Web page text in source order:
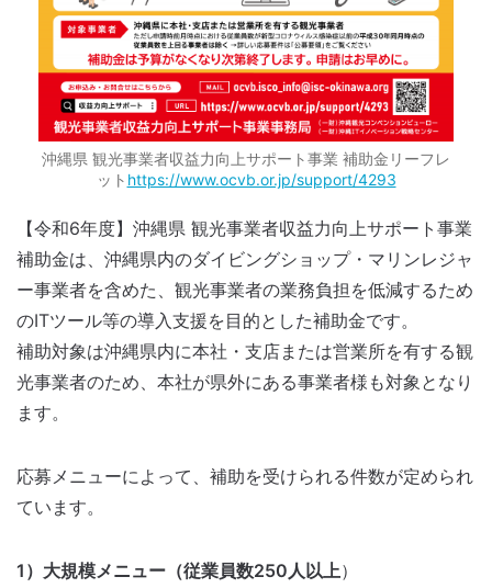
沖縄県 観光事業者収益力向上サポート事業 補助金リーフレ
ット https://www.ocvb.or.jp/support/4293
【令和6年度】沖縄県 観光事業者収益力向上サポート事業
補助金は、沖縄県内のダイビングショップ・マリンレジャ
ー事業者を含めた、観光事業者の業務負担を低減するため
のITツール等の導入支援を目的とした補助金です。
補助対象は沖縄県内に本社・支店または営業所を有する観
光事業者のため、本社が県外にある事業者様も対象となり
ます。
応募メニューによって、補助を受けられる件数が定められ
ています。
1）大規模メニュー（従業員数250人以上）